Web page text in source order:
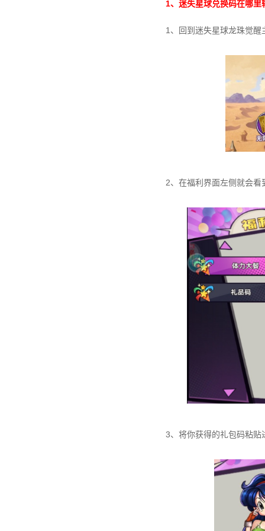
1、迷失星球兑换码在哪里
1、回到迷失星球龙珠觉
2、在福利界面左侧就会
3、将你获得的礼包码粘贴